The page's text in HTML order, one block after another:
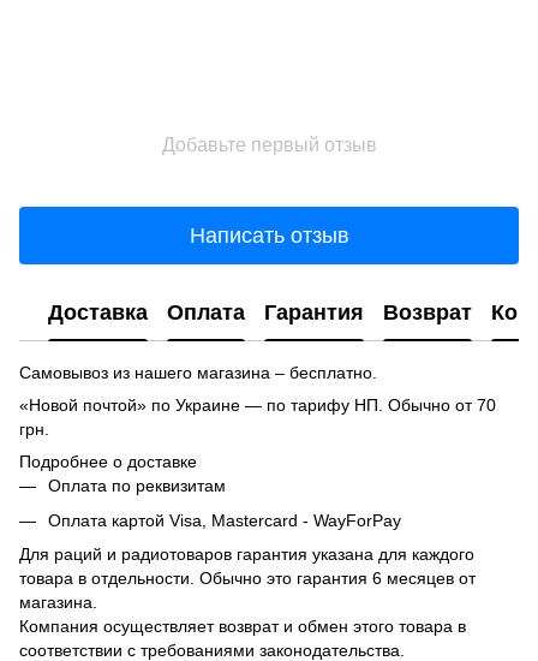
Добавьте первый отзыв
Написать отзыв
Доставка Оплата Гарантия Возврат
Самовывоз из нашего магазина – бесплатно.
«Новой почтой» по Украине — по тарифу НП. Обычно от 70
грн.
Подробнее о доставке
Оплата по реквизитам
Оплата картой Visa, Mastercard - WayForPay
Для раций и радиотоваров гарантия указана для каждого
товара в отдельности. Обычно это гарантия 6 месяцев от
магазина.
Компания осуществляет возврат и обмен этого товара в
соответствии с требованиями законодательства.